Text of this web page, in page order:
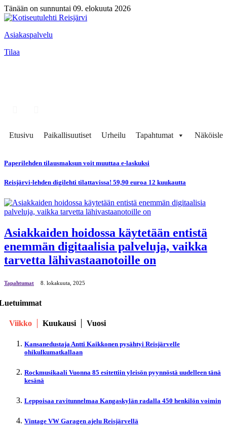
Tänään on sunnuntai 09. elokuuta 2026
Asiakaspalvelu
Tilaa
Etusivu Paikallisuutiset Urheilu Tapahtumat
Paperilehden tilausmaksun voit muuttaa e-laskuksi
Reisjärvi-lehden digilehti tilattavissa! 59,90 euroa 12 kuukautta
Asiakkaiden hoidossa käytetään entistä
enemmän digitaalisia palveluja, vaikka
tarvetta lähivastaanotoille on
Tapahtumat 8. lokakuuta, 2025
Viikko Kuukausi Vuosi
Kansanedustaja Antti Kaikkonen pysähtyi Reisjärvelle
ohikulkumatkallaan
Rockmusikaali Vuonna 85 esitettiin yleisön pyynnöstä uudelleen tänä
kesänä
Leppoisaa ravitunnelmaa Kangaskylän radalla 450 henkilön voimin
Vintage VW Garagen ajelu Reisjärvellä